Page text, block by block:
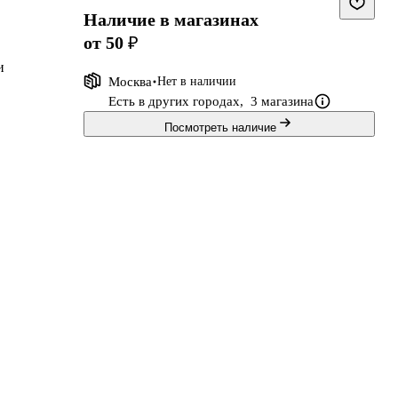
Наличие в магазинах
от 50 ₽
Москва Нет в наличии
Есть в других городах, 3 магазина
Посмотреть наличие